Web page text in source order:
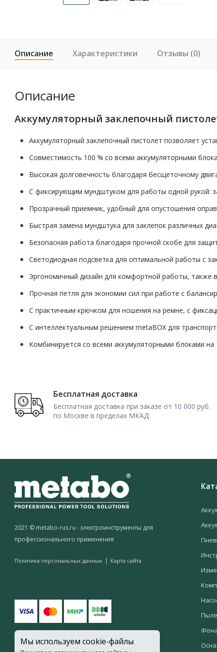
Мы используем cookie-файлы
Описание Характеристики Отзывы (0)
Описание
Аккумуляторный заклепочный
Аккумуляторный заклепочный пистолет позволяет
Совместимость 100 % со всеми аккумуляторными
Высокая долговечность благодаря бесщеточному
С фиксирующим мундштуком для работы одной рукой:
Прозрачный приемник, удобный для опустошения
Быстрая замена мундштука для заклепок различных
Безопасная работа благодаря прочной скобе для
Светодиодная подсветка для оптимальной работы с
Эргономичный дизайн для комфортной работы, также в
Прочная петля для экономии сил при работе с
С практичным крючком для ношения на ремне, с
С интеллектуальным решением metaBOX для
Комбинируется со всеми аккумуляторными блоками
Бесплатная доставка
Бесплатная доставка при заказе от 10 000 руб.
по Москве в пределах МКАД
2021 © metabo-rus.ru - электроинструменты для
профессионального применения
Политика персональных данных | Карта сайта